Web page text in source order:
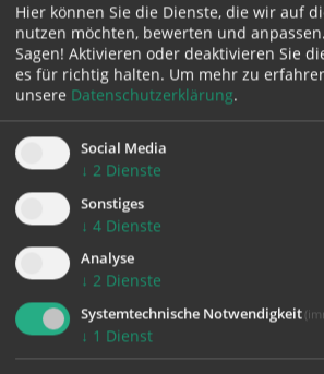
Stiftskirche an.
mehr
Hier können Sie die Dienste, die wir auf
nutzen möchten, bewerten und
Sagen! Aktivieren oder deaktivieren Sie
es für richtig halten. Um mehr zu
unsere Datenschutzerklärung.
Social Media
↓ 2 Dienste
Sonstiges
↓ 4 Dienste
Analyse
↓ 2 Dienste
Systemtechnische Notwendigkeit
↓ 1 Dienst